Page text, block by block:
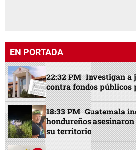
EN PORTADA
22:32 PM Investigan a
contra fondos públicos
18:33 PM Guatemala
hondureños
su territorio